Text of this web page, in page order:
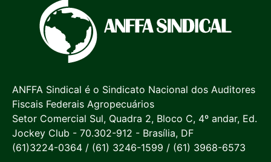
ANFFA Sindical é o Sindicato Nacional dos Auditores
Fiscais Federais Agropecuários
Setor Comercial Sul, Quadra 2, Bloco C, 4º andar, Ed.
Jockey Club - 70.302-912 - Brasília, DF
(61)3224-0364 / (61) 3246-1599 / (61) 3968-6573